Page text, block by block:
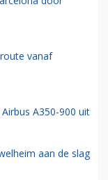
vanaf
A350-900 uit
aan de slag